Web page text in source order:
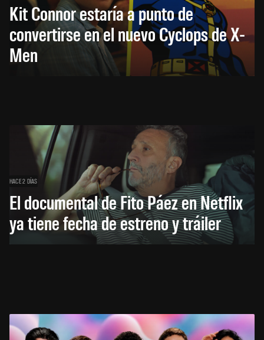
Kit Connor estaría a punto de
convertirse en el nuevo Cyclops de X-
Men
HACE 2 DÍAS
El documental de Fito Páez en Netflix
ya tiene fecha de estreno y tráiler